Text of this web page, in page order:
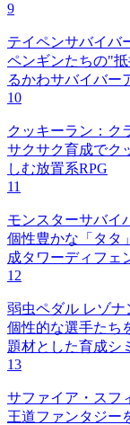
9
テイペンサバイバ
ペンギンたちの"
るかわサバイバー
10
クッキーラン：ク
サクサク育成でク
しむ放置系RPG
11
モンスターサバイ
個性豊かな「タタ
成タワーディフェ
12
弱虫ペダル レゾ
個性的な選手たち
題材とした育成シ
13
サファイア・スフ
王道ファンタジー